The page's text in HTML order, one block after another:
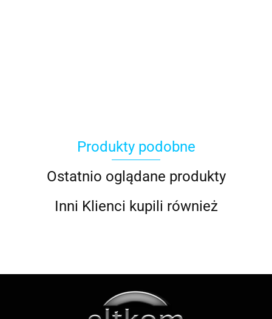
ACOOL TOY
Produkty podobne
Ostatnio oglądane produkty
Inni Klienci kupili również